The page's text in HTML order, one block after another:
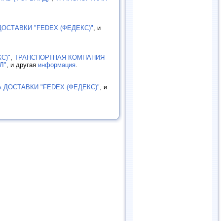
"FEDEX (ФЕДЕКС)", и
, ТРАНСПОРТНАЯ КОМПАНИЯ
, и другая информация.
"FEDEX (ФЕДЕКС)", и